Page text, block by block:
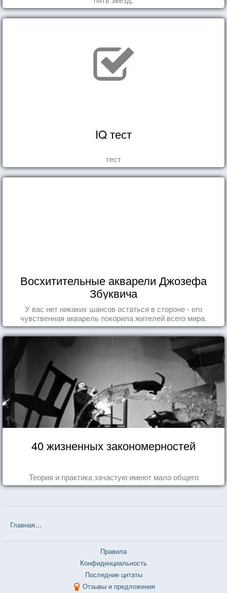
IQ тест
тест
Восхитительные акварели Джозефа
Збуквича
У вас нет никаких шансов остаться в стороне - его
чувственная акварель покорила жителей всего мира.
40 жизненных закономерностей
Теория и практика зачастую имеют мало общего
Главная
Правила
Конфиденциальность
Последние цитаты
Отзывы и предложения